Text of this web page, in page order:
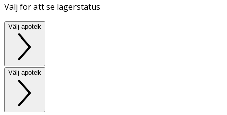
Välj för att se lagerstatus
Välj apotek
Välj apotek